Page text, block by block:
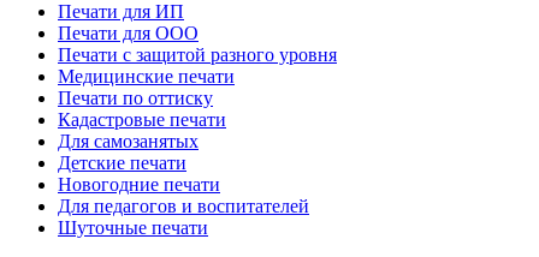
Печати для ИП
Печати для ООО
Печати с защитой разного уровня
Медицинские печати
Печати по оттиску
Кадастровые печати
Для самозанятых
Детские печати
Новогодние печати
Для педагогов и воспитателей
Шуточные печати